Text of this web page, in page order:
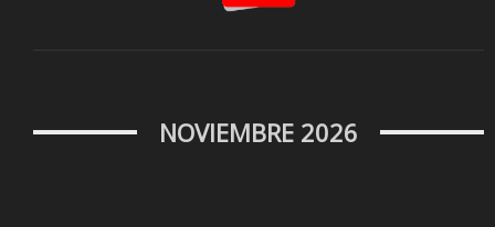
NOVIEMBRE 2026